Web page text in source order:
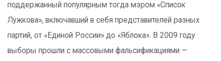
поддержанный популярным тогда мэром «Список
Лужкова», включавший в себя представителей разных
партий, от «Единой России» до «Яблока». В 2009 году
выборы прошли с массовыми фальсификациями —